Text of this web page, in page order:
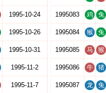
1995-10-24
1995-10-26
1995-10-31
1995-11-2
1995-11-7
1995083 鸡 兔
1995084 猴 兔
1995085 马 猴
1995086 牛 猪
1995087 龙 兔